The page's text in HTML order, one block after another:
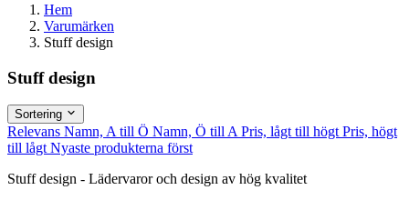
Hem
Varumärken
Stuff design
Stuff design
Sortering
Relevans Namn, A till Ö Namn, Ö till APris, lågt till högtPris, högt
till lågtNyaste produkterna först
Stuff design - Lädervaror och design av hög kvalitet